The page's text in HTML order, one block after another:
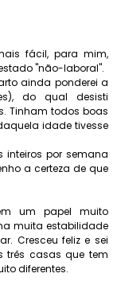
fácil, para mim,
"não-laboral".
ainda ponderei a
do qual desisti
Tinham todos boas
idade tivesse
inteiros por semana
a certeza de que
um papel muito
muita estabilidade
Cresceu feliz e sei
três casas que tem
diferentes.